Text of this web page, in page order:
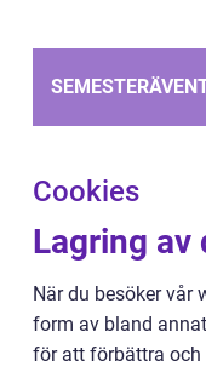
Cookies
Lagring av
När du besöker vår
form av bland
för att förbättra och